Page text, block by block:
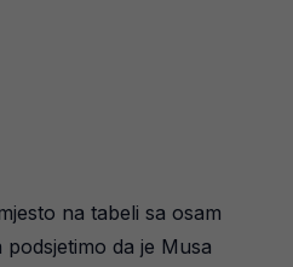
na tabeli sa osam
da je Musa